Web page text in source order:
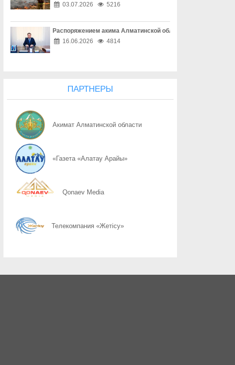
07.08 Более 100 объектов планируется построить в Алматинской
Безопасный атом начинается с науки: какую роль играют
07.08
07.08 Слово ведет к знаниям
03.07.2026
5216
Распоряжением акима Алматинской области Куаныш
16.06.2026
4814
ПАРТНЕРЫ
Акимат Алматинской области
«Газета «Алатау Арайы»
Qonaev Media
Телекомпания «Жетісу»